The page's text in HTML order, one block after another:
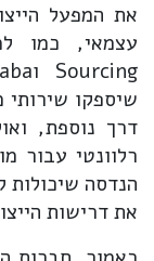
את המפעל
שיספקו
דרך נוספת,
רלוונטי עבור
הנדסה שיכולות
את דרישות